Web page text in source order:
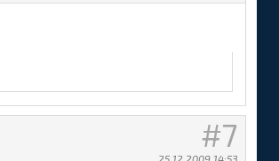
7
25.12.2009 14:53